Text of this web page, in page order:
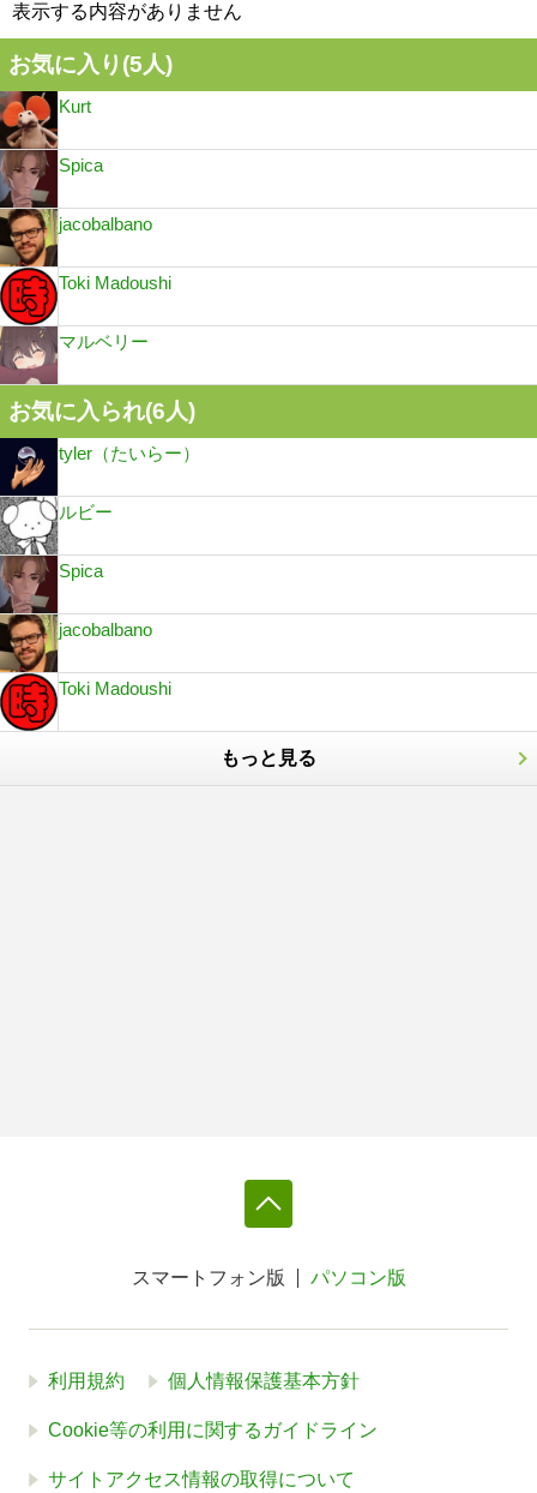
表示する内容がありません
お気に入り(5人)
Kurt
Spica
jacobalbano
Toki Madoushi
マルベリー
お気に入られ(6人)
tyler（たいらー）
ルビー
Spica
jacobalbano
Toki Madoushi
もっと見る
スマートフォン版 パソコン版
利用規約 個人情報保護基本方針
Cookie等の利用に関するガイドライン
サイトアクセス情報の取得について